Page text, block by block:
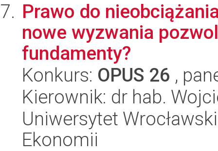
Prawo do
nowe wyzwania
fundamenty?
Konkurs: OPUS 26 ,
Kierownik: dr hab.
Uniwersytet
Ekonomii